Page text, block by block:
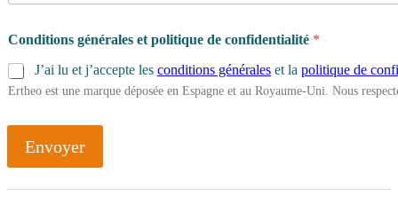
Conditions générales et politique de confidentialité *
J’ai lu et j’accepte les conditions générales et la politique de
Ertheo est une marque déposée en Espagne et au Royaume-Uni. Nous
Envoyer